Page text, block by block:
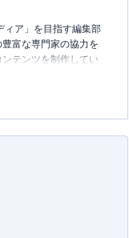
ィア」を目指す編集部
富な専門家の協力を
テンツを制作してい
者の「まよい」を解
ツを制作中です。
選び方BOOK